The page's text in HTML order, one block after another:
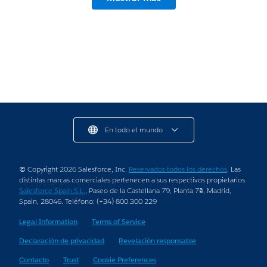
En todo el mundo
© Copyright 2026 Salesforce, Inc. Reservados todos los derechos. Las
distintas marcas comerciales pertenecen a sus respectivos propietarios.
Salesforce Spain S.L., Paseo de la Castellana 79, Planta 7ª, Madrid,
Spain, 28046. Teléfono: (+34) 800 300 229
Legal Information
Terms of Service
Declaración de privacidad
Revelación responsable
Contacto
Trust Cookie Preferences